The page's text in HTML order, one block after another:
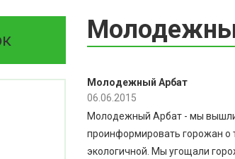
Молодежный Арбат
06.06.2015
Молодежный Арбат - мы вышли
проинформировать горожан о
экологичной. Мы угощали